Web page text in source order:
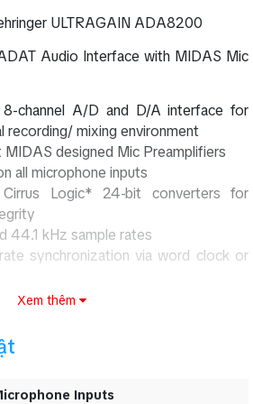
Audio Interface with MIDAS Mic
8-channel A/D and D/A interface for
recording/ mixing environment
designed Mic Preamplifiers
all microphone inputs
Cirrus Logic* 24-bit converters for
44.1 kHz sample rates
synchronization via word clock or
Phụ kiện âm thanh Behringer
Phụ kiện âm thanh Behringer
Xem thêm
Inputs